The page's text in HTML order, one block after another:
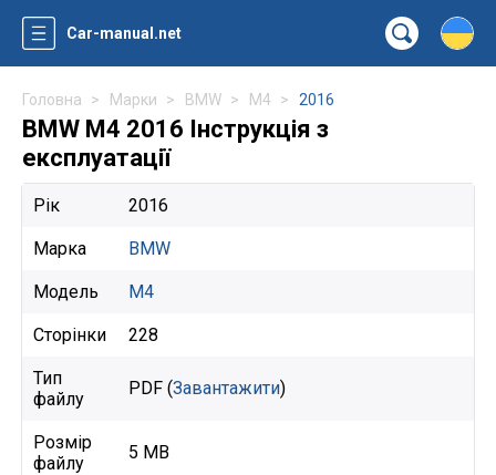
Car-manual.net
Головна Марки BMW M4 2016
BMW M4 2016 Інструкція з
експлуатації
Рік 2016
Марка BMW
Модель M4
Сторінки 228
Тип
файлу
PDF (Завантажити)
Розмір
файлу
5 MB